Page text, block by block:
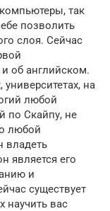
так
позволить
слоя. Сейчас
об английском.
на
любой
по Скайпу, не
любой
владеть
является его
и
существует
научить вас